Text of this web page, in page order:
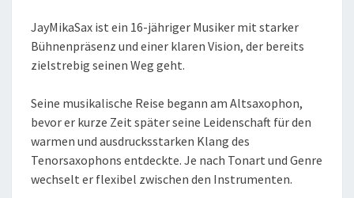
JayMikaSax ist ein 16-jähriger Musiker mit starker
Bühnenpräsenz und einer klaren Vision, der bereits
zielstrebig seinen Weg geht.
Seine musikalische Reise begann am Altsaxophon,
bevor er kurze Zeit später seine Leidenschaft für den
warmen und ausdrucksstarken Klang des
Tenorsaxophons entdeckte. Je nach Tonart und Genre
wechselt er flexibel zwischen den Instrumenten.